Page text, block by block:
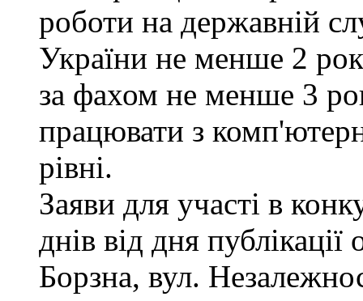
роботи на державній
України не менше 2
за фахом не менше 3
працювати з
рівні.
Заяви для участі в
днів від дня
Борзна, вул.